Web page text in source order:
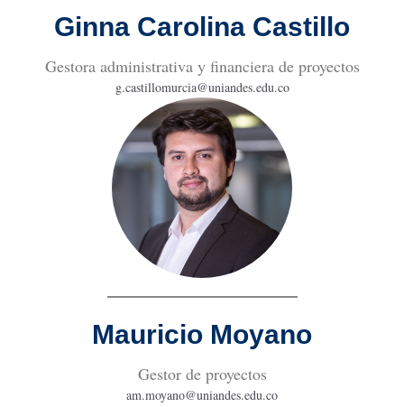
Ginna Carolina Castillo
Gestora administrativa y financiera de proyectos
g.castillomurcia@uniandes.edu.co
Mauricio Moyano
Gestor de proyectos
am.moyano@uniandes.edu.co